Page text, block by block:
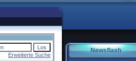
Erweiterte Suche
Newsflash